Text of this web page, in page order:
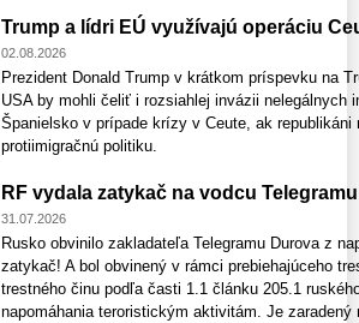
Trump a lídri EÚ využívajú operáciu
02.08.2026
Prezident Donald Trump v krátkom príspevku na
USA by mohli čeliť i rozsiahlej invázii nelegálnych
Španielsko v prípade krízy v Ceute, ak republikáni
protiimigračnú politiku.
RF vydala zatykač na vodcu
31.07.2026
Rusko obvinilo zakladateľa Telegramu Durova z
zatykač! A bol obvinený v rámci prebiehajúceho
trestného činu podľa časti 1.1 článku 205.1
napomáhania teroristickým aktivitám. Je